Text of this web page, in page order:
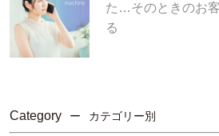
た…そのときのお
る
Category カテゴリー別